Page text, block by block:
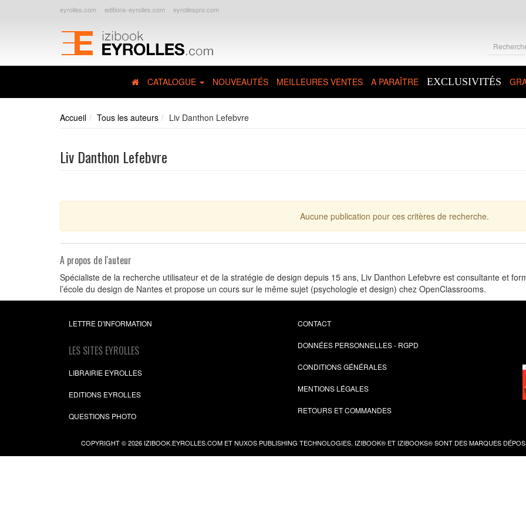
eyrolles.com editions-eyrolles.com eyrollespro.com
CATALOGUE NOUVEAUTÉS MEILLEURES VENTES A PARAÎTRE EXCLUSIVITÉS
Accueil Tous les auteurs Liv Danthon Lefebvre
Liv Danthon Lefebvre
Aucune publication pour ces critères de recherche.
A propos de l'auteur
Spécialiste de la recherche utilisateur et de la stratégie de design depuis 15 ans, Liv Danthon Lefebvre est consultante et
l’école du design de Nantes et propose un cours sur le même sujet (psychologie et design) chez OpenClassrooms.
LETTRE D'INFORMATION
LES SITES EYROLLES
LIBRAIRIE EYROLLES
EDITIONS EYROLLES
QUESTIONS PHOTO
CONTACT
DONNÉES PERSONNELLES - RGPD
CONDITIONS GÉNÉRALES
MENTIONS LÉGALES
RETOURS ET COMMANDES
COPYRIGHT © 2026 IZIBOOK.EYROLLES.COM ET NUXOS PUBLISHING TECHNOLOGIES. IZIBOOK® ET IZIBOOKS®SONT DES MARQUES